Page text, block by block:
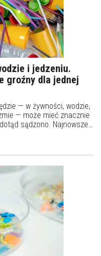
i jedzeniu.
groźny dla jednej
— w żywności, wodzie,
— może mieć znacznie
sądzono. Najnowsze
w Riverside
tę drobną cząstkę może